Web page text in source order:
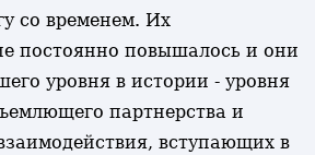
со временем. Их
постоянно повышалось и они
уровня в истории - уровня
партнерства и
вступающих в